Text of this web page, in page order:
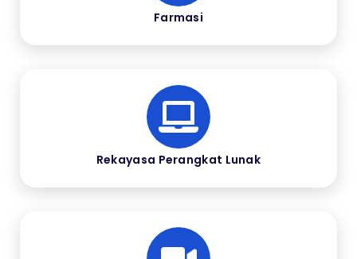
Farmasi
Rekayasa Perangkat Lunak